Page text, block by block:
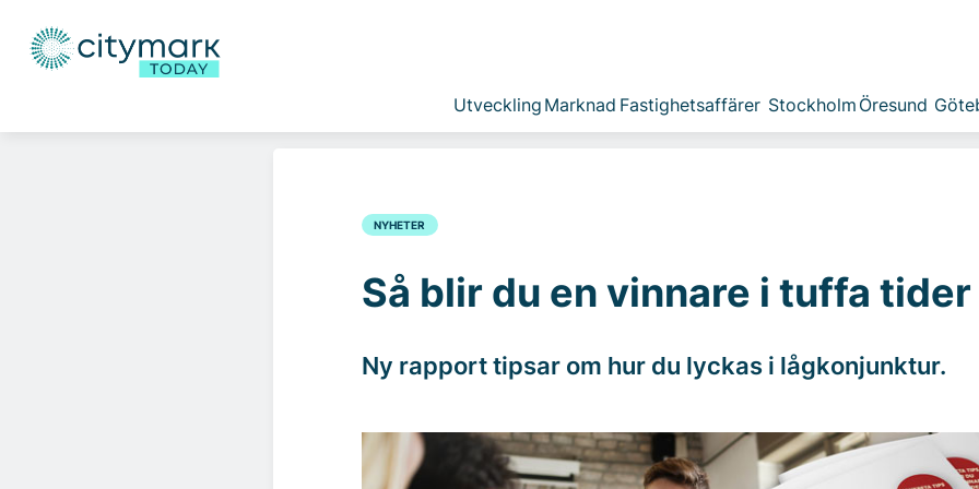
Utveckling Marknad Fastighetsaffärer Stockholm Öresund
NYHETER
Så blir du en vinnare i tuffa tider
Ny rapport tipsar om hur du lyckas i lågkonjunktur.